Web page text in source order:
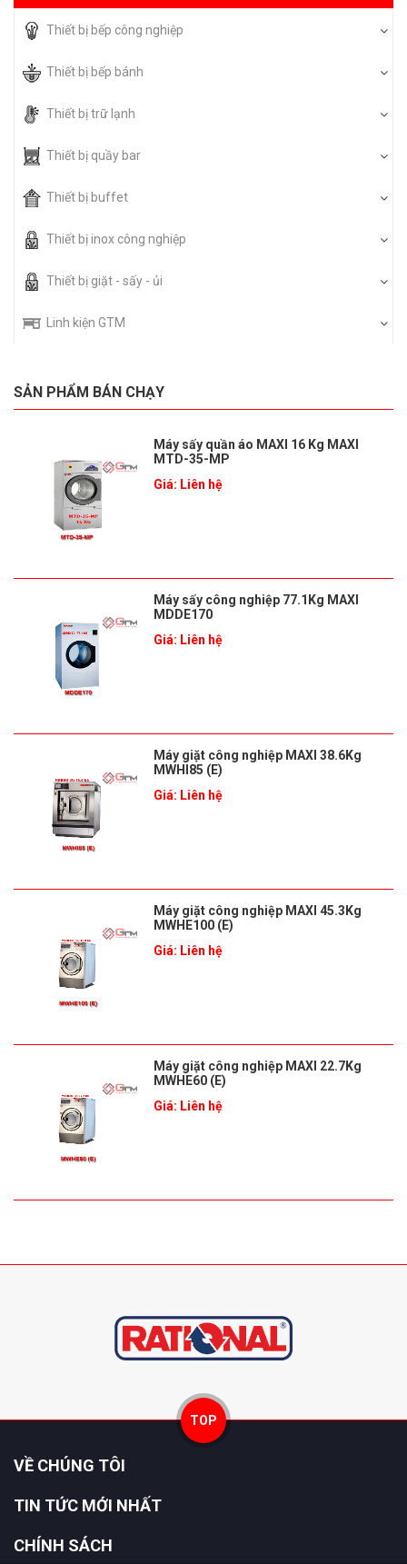
Thiết bị bếp công nghiệp
Thiết bị bếp bánh
Thiết bị trữ lạnh
Thiết bị quầy bar
Thiết bị buffet
Thiết bị inox công nghiệp
Thiết bị giặt - sấy - ủi
Linh kiện GTM
SẢN PHẨM BÁN CHẠY
Máy sấy quần áo MAXI 16 Kg MAXI
MTD-35-MP
Giá: Liên hệ
Máy sấy công nghiệp 77.1Kg MAXI
MDDE170
Giá: Liên hệ
Máy giặt công nghiệp MAXI 38.6Kg
MWHI85 (E)
Giá: Liên hệ
Máy giặt công nghiệp MAXI 45.3Kg
MWHE100 (E)
Giá: Liên hệ
Máy giặt công nghiệp MAXI 22.7Kg
MWHE60 (E)
Giá: Liên hệ
TOP
VỀ CHÚNG TÔI
TIN TỨC MỚI NHẤT
CHÍNH SÁCH